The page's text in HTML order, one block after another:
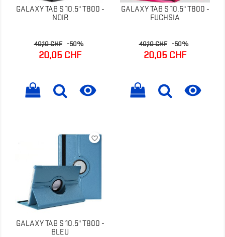
GALAXY TAB S 10.5" T800 -
NOIR
Prix
de
base
40,10 CHF -50%
20,05 CHF

GALAXY TAB S 10.5" T800 -
FUCHSIA
Prix
de
base
40,10 CHF -50%
20,05 CHF

GALAXY TAB S 10.5" T800 -
BLEU
favorite_border